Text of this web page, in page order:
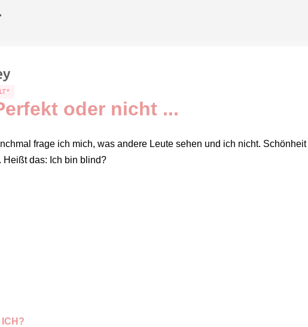
oder nicht ...
frage ich mich, was andere Leute sehen und ich nicht.
Heißt das: Ich bin blind?